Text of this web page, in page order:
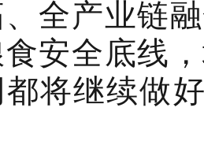
全产业链
安全底线
将继续做